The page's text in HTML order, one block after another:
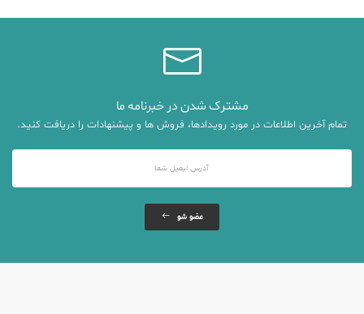
مشترک شدن در خبرنامه ما
تمام آخرین اطلاعات در مورد رویدادها، فروش ها و پیشنهادات را دریافت کنید.
عضو شو